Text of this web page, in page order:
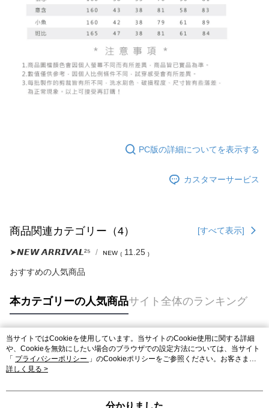
PC版の詳細についてを表示する
カスタマーサービス
商品関連カテゴリー（4） [すべて表示]
➤𝙉𝙀𝙒 𝘼𝙍𝙍𝙄𝙑𝘼𝙇²⁵ ɴᴇᴡ ₍ 11.25 ₎
おすすめの人気商品
本カテゴリーの人気商品サイト全体のランキング
人気タグ
当サイトではCookieを使用しています。当サイトのCookie使用に関する詳細
や、Cookieを無効にしたい場合のブラウザでの設定方法については、当サイト
「 プライバシーポリシー 」のCookieポリシーをご参照ください。お客さま
が、当サイトを引き続き使用される場合、当社がサイト利用規約のCookieポリ
詳しく見る >
分かりました